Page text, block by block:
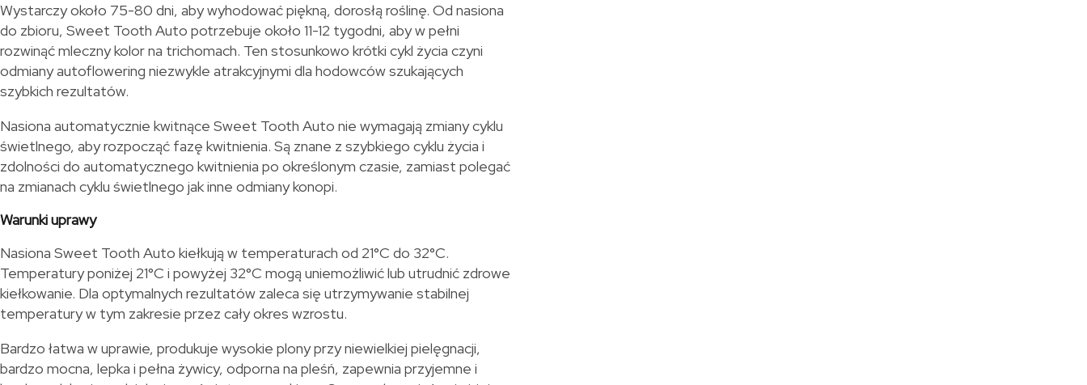
Wystarczy około 75-80 dni, aby wyhodować piękną, dorosłą roślinę. Od nasiona
do zbioru, Sweet Tooth Auto potrzebuje około 11-12 tygodni, aby w pełni
rozwinąć mleczny kolor na trichomach. Ten stosunkowo krótki cykl życia czyni
odmiany autoflowering niezwykle atrakcyjnymi dla hodowców szukających
szybkich rezultatów.
Nasiona automatycznie kwitnące Sweet Tooth Auto nie wymagają zmiany cyklu
świetlnego, aby rozpocząć fazę kwitnienia. Są znane z szybkiego cyklu życia i
zdolności do automatycznego kwitnienia po określonym czasie, zamiast polegać
na zmianach cyklu świetlnego jak inne odmiany konopi.
Warunki uprawy
Nasiona Sweet Tooth Auto kiełkują w temperaturach od 21°C do 32°C.
Temperatury poniżej 21°C i powyżej 32°C mogą uniemożliwić lub utrudnić zdrowe
kiełkowanie. Dla optymalnych rezultatów zaleca się utrzymywanie stabilnej
temperatury w tym zakresie przez cały okres wzrostu.
Bardzo łatwa w uprawie, produkuje wysokie plony przy niewielkiej pielęgnacji,
bardzo mocna, lepka i pełna żywicy, odporna na pleśń, zapewnia przyjemne i